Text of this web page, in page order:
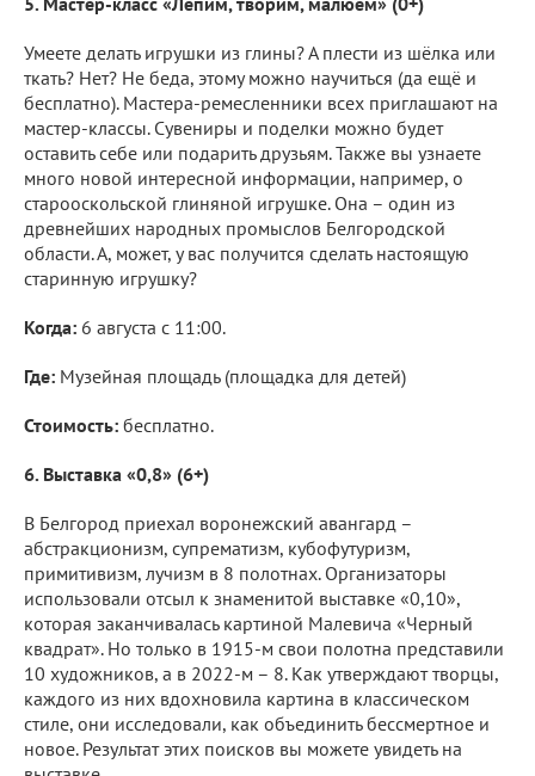
Умеете делать игрушки из глины? А плести из шёлка или
ткать? Нет? Не беда, этому можно научиться (да ещё и
бесплатно). Мастера-ремесленники всех приглашают на
мастер-классы. Сувениры и поделки можно будет
оставить себе или подарить друзьям. Также вы узнаете
много новой интересной информации, например, о
старооскольской глиняной игрушке. Она – один из
древнейших народных промыслов Белгородской
области. А, может, у вас получится сделать настоящую
старинную игрушку?
Когда: 6 августа с 11:00.
Где: Музейная площадь (площадка для детей)
Стоимость: бесплатно.
6. Выставка «0,8» (6+)
В Белгород приехал воронежский авангард –
абстракционизм, супрематизм, кубофутуризм,
примитивизм, лучизм в 8 полотнах. Организаторы
использовали отсыл к знаменитой выставке «0,10»,
которая заканчивалась картиной Малевича «Черный
квадрат». Но только в 1915-м свои полотна представили
10 художников, а в 2022-м – 8. Как утверждают творцы,
каждого из них вдохновила картина в классическом
стиле, они исследовали, как объединить бессмертное и
новое. Результат этих поисков вы можете увидеть на